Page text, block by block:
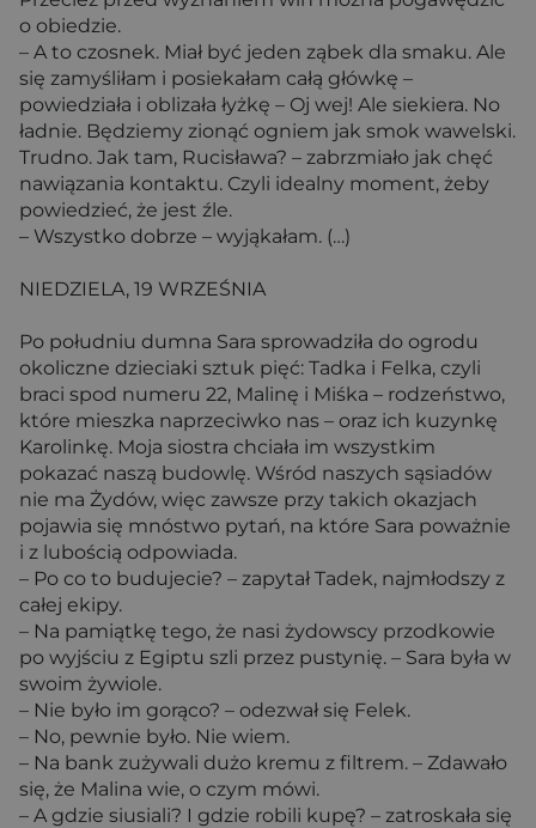
o obiedzie.
– A to czosnek. Miał być jeden ząbek dla smaku. Ale
się zamyśliłam i posiekałam całą główkę –
powiedziała i oblizała łyżkę – Oj wej! Ale siekiera. No
ładnie. Będziemy zionąć ogniem jak smok wawelski.
Trudno. Jak tam, Rucisława? – zabrzmiało jak chęć
nawiązania kontaktu. Czyli idealny moment, żeby
powiedzieć, że jest źle.
– Wszystko dobrze – wyjąkałam. (…)
NIEDZIELA, 19 WRZEŚNIA
Po południu dumna Sara sprowadziła do ogrodu
okoliczne dzieciaki sztuk pięć: Tadka i Felka, czyli
braci spod numeru 22, Malinę i Miśka – rodzeństwo,
które mieszka naprzeciwko nas – oraz ich kuzynkę
Karolinkę. Moja siostra chciała im wszystkim
pokazać naszą budowlę. Wśród naszych sąsiadów
nie ma Żydów, więc zawsze przy takich okazjach
pojawia się mnóstwo pytań, na które Sara poważnie
i z lubością odpowiada.
– Po co to budujecie? – zapytał Tadek, najmłodszy z
całej ekipy.
– Na pamiątkę tego, że nasi żydowscy przodkowie
po wyjściu z Egiptu szli przez pustynię. – Sara była w
swoim żywiole.
– Nie było im gorąco? – odezwał się Felek.
– No, pewnie było. Nie wiem.
– Na bank zużywali dużo kremu z filtrem. – Zdawało
się, że Malina wie, o czym mówi.
– A gdzie siusiali? I gdzie robili kupę? – zatroskała się